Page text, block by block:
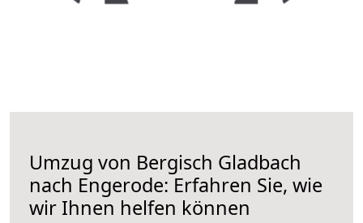
Umzug von Bergisch Gladbach
nach Engerode: Erfahren Sie, wie
wir Ihnen helfen können